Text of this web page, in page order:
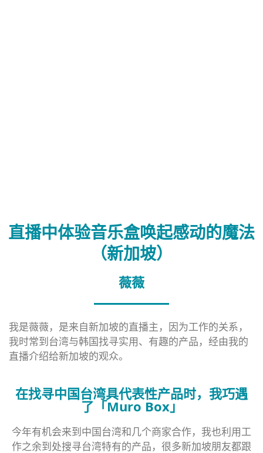
直播中体验音乐盒唤起感动的魔法
（新加坡）
薇薇
我是薇薇，是来自新加坡的直播主，因为工作的关系，
我时常到台湾与韩国找寻实用、有趣的产品，经由我的
直播介绍给新加坡的观众。
在找寻中国台湾具代表性产品时，我巧遇
了「Muro Box」
今年有机会来到中国台湾和几个商家合作，我也利用工
作之余到处搜寻台湾特有的产品，很多新加坡朋友都跟